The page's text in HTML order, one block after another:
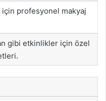
profesyonel makyaj
gibi etkinlikler için özel